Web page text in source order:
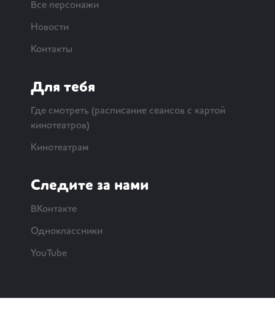
Все персонажи
Новости
Контакты
Для тебя
Где смотреть (расписание сеансов с картой
кинотеатров)
Кинотеатрам
Следите за нами
ВКонтакте
Одноклассники
YouTube